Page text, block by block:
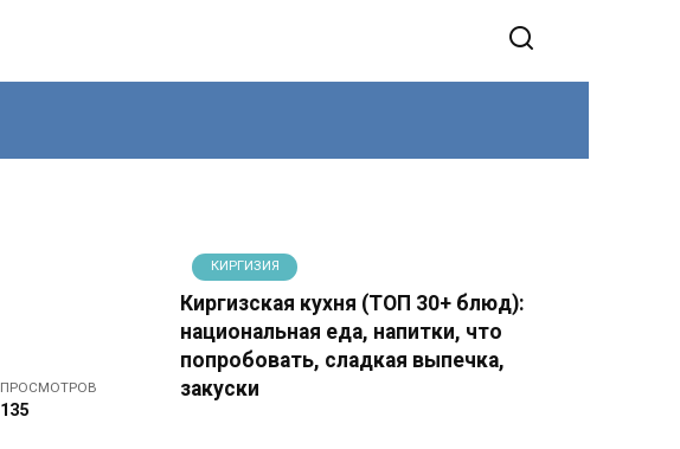
ПРОСМОТРОВ
135
КИРГИЗИЯ
Киргизская кухня (ТОП 30+ блюд):
национальная еда, напитки, что
попробовать, сладкая выпечка,
закуски